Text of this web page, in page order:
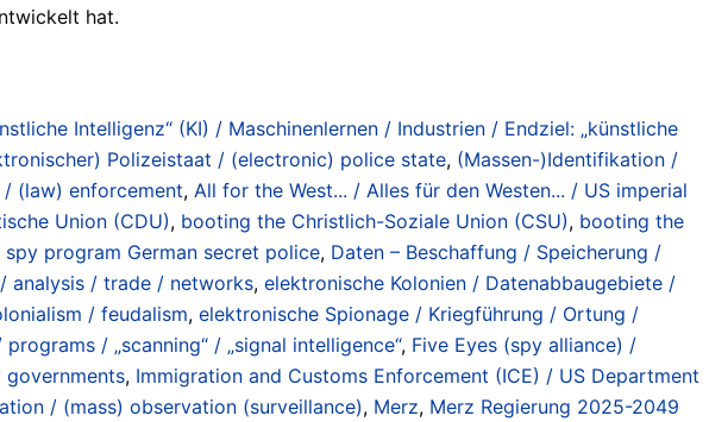
hat.
Intelligenz“ (KI) / Maschinenlernen / Industrien / Endziel: „künstliche
Polizeistaat / (electronic) police state, (Massen-)Identifikation /
(law) enforcement, All for the West... / Alles für den Westen... / US imperial
Union (CDU), booting the Christlich-Soziale Union (CSU), booting the
program German secret police, Daten – Beschaffung / Speicherung /
analysis / trade / networks, elektronische Kolonien / Datenabbaugebiete /
/ feudalism, elektronische Spionage / Kriegführung / Ortung /
/ „scanning“ / „signal intelligence“, Five Eyes (spy alliance) /
governments, Immigration and Customs Enforcement (ICE) / US Department
/ (mass) observation (surveillance), Merz, Merz Regierung 2025-2049